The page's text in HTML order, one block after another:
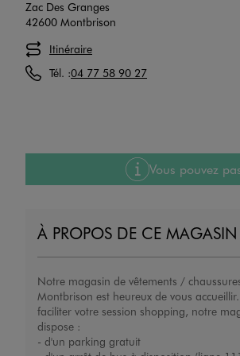
Zac Des Granges
42600 Montbrison
Itinéraire
Tél. :04 77 58 90 27
Vous pouvez
À PROPOS DE CE MAGASIN
Notre magasin de vêtements /
Montbrison est heureux de vous
faciliter votre session shopping, notre
dispose :
- d'un parking gratuit